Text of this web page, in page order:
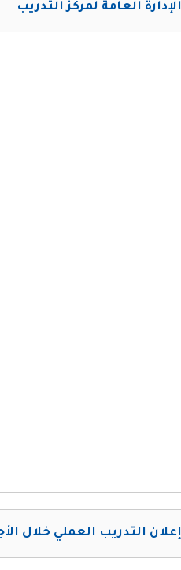
الإدارة العامة لمركز التدريب
إعلان التدريب العملي خلال الأجازة